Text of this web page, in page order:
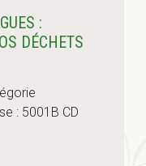
:
DÉCHETS
: 5001B CD